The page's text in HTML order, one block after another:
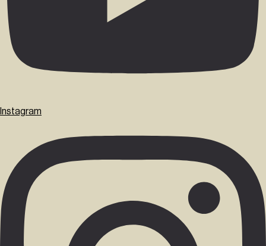
Instagram